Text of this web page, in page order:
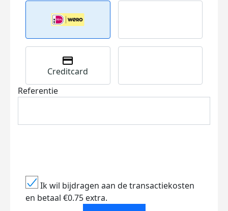
Creditcard
Referentie
Ik wil bijdragen aan de transactiekosten
en betaal €0.75 extra.